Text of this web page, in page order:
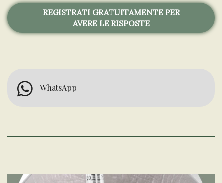
REGISTRATI GRATUITAMENTE PER
AVERE LE RISPOSTE
WhatsApp